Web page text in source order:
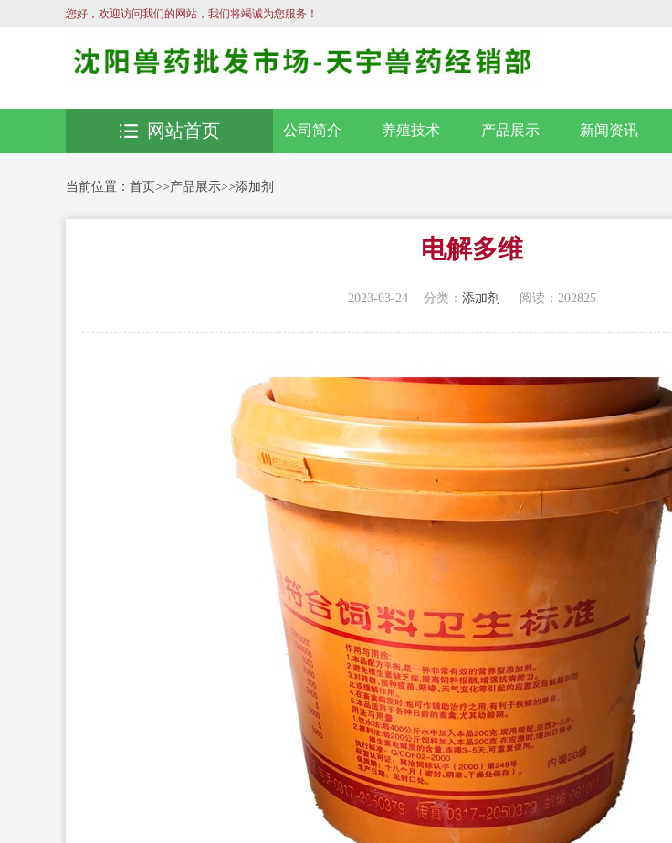
您好，欢迎访问我们的网站，我们将竭诚为您服务！
公司简介 养殖技术 产品展示 新闻资讯
网站首页
当前位置： 首页>>产品展示>>添加剂
电解多维
2023-03-24 分类： 添加剂 阅读：202825